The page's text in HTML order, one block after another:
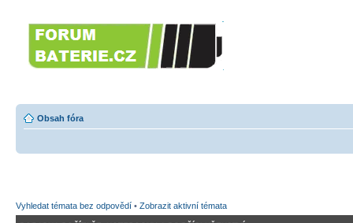
Obsah fóra
Vyhledat témata bez odpovědí • Zobrazit aktivní témata